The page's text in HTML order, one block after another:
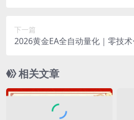
下一篇
2026黄金EA全自动量化｜零技术
相关文章